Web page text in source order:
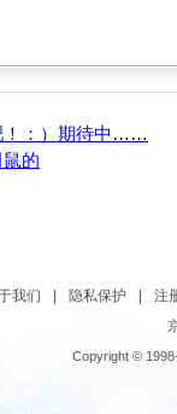
！：）期待中……
的
我们 隐私保护
注
Copyright ©